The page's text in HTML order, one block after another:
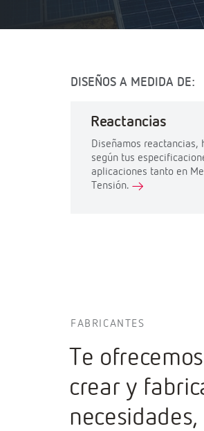
DISEÑOS A MEDIDA DE:
Reactancias
Diseñamos reactancias,
según tus
aplicaciones tanto en
Tensión.
FABRICANTES
Te
crear y